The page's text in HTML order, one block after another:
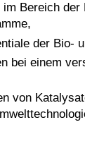
Bereich
der Bio-
bei einem
von